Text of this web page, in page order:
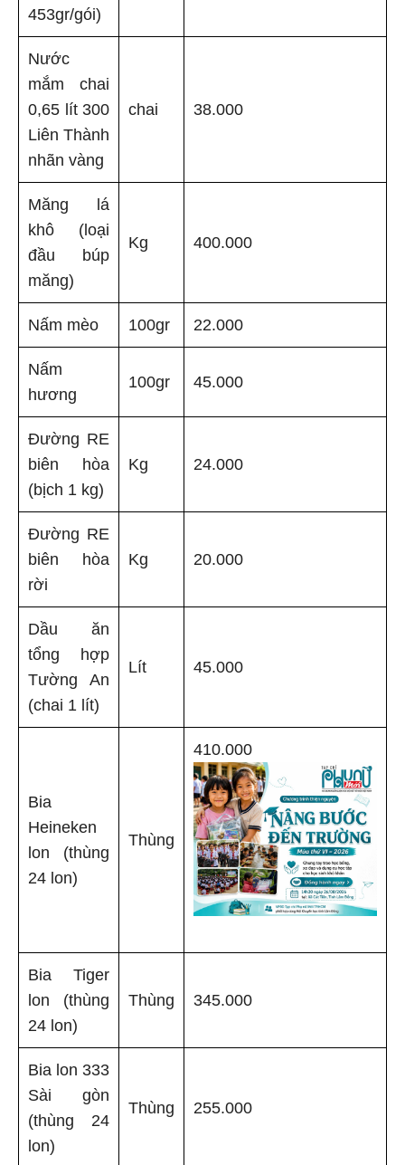
453gr/gói)
Nước
mắm chai
0,65 lít 300
Liên Thành
nhãn vàng
chai 38.000
Măng lá
khô (loại
đầu búp
măng)
Kg 400.000
Nấm mèo 100gr 22.000
Nấm
hương
100gr 45.000
Đường RE
biên hòa
(bịch 1 kg)
Kg 24.000
Đường RE
biên hòa
rời
Kg 20.000
Dầu ăn
tổng hợp
Tường An
(chai 1 lít)
Lít 45.000
Bia
Heineken
lon (thùng
24 lon)
Thùng
410.000
Bia Tiger
lon (thùng
24 lon)
Thùng 345.000
Bia lon 333
Sài gòn
(thùng 24
lon)
Thùng 255.000